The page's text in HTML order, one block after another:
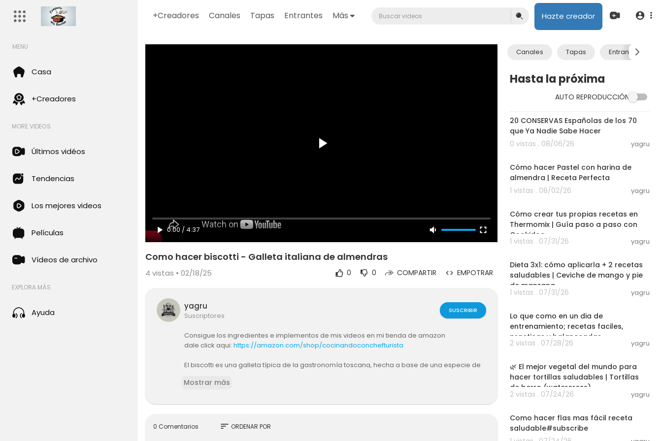
+Creadores Canales Tapas Entrantes Más Hazte creador
MENU
Casa
+Creadores
MORE VIDEOS
Últimos vidéos
Tendencias
Los mejores videos
Películas
Vídeos de archivo
EXPLORA MÁS
Ayuda
0:00 / 4:37
Canales Tapas Entrantes
Hasta la próxima
AUTO REPRODUCCIÓN
27:30
20 CONSERVAS Españolas de los 70
que Ya Nadie Sabe Hacer
0 vistas . 08/06/26
yagru
Cómo hacer Pastel con harina de
almendra | Receta Perfecta
1 vistas . 08/02/26
yagru
Cómo crear tus propias recetas en
Thermomix | Guía paso a paso con
Cookidoo
1 vistas . 07/31/26 yagru
Dieta 3x1: cómo aplicarla + 2 recetas
saludables | Ceviche de mango y pie
de manzana
1 vistas . 07/31/26 yagru
Lo que como en un dia de
entrenamiento; recetas faciles,
practicas y balanceadas
2 vistas . 07/28/26 yagru
🌿 El mejor vegetal del mundo para
hacer tortillas saludables | Tortillas
de berro (watercress)
2 vistas . 07/24/26 yagru
Como hacer flas mas fácil receta
saludable#subscribe
Como hacer biscotti - Galleta italiana de almendras
4 vistas • 02/18/25 0 0 COMPARTIR EMPOTRAR
yagru
Suscriptores
SUSCRIBIR
Consigue los ingredientes e implementos de mis videos en mi tienda de amazon
dale click aqui: https://amazon.com/shop/cocinandoconchefturista
El biscotti es una galleta típica de la gastronomía toscana, hecha a base de una especie de
o, es por eso que recibe su nombre, ya que biscotto significa cocido dos veces.
Los ingredientes que vamos a necesitar son los siguientes:
Mostrar más
0 Comentarios sort ORDENAR POR